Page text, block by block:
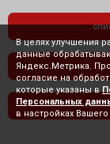
В целях улучшения
данные
Яндекс.Метрика.
согласие на
которые указаны в
Персональных
в настройках